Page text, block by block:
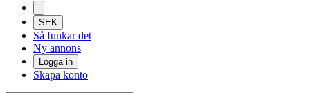
SEK
Så funkar det
Ny annons
Logga in
Skapa konto